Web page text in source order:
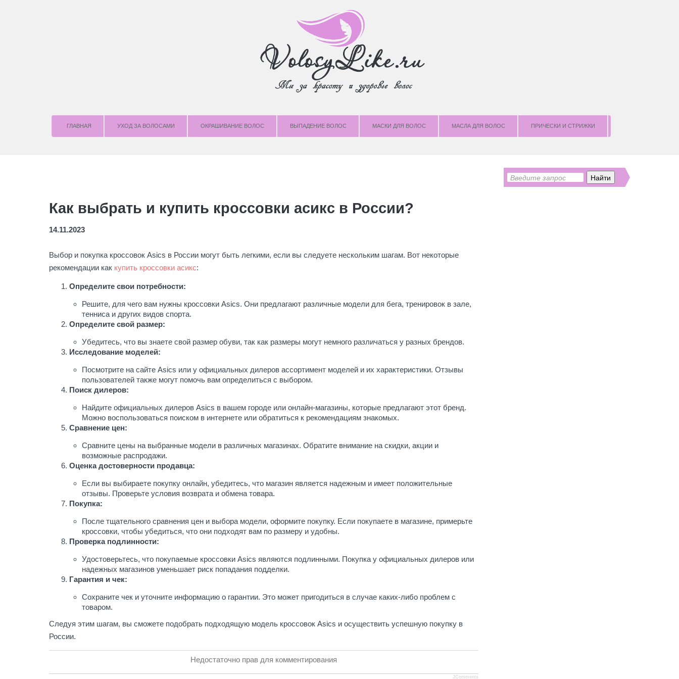
ГЛАВНАЯ УХОД ЗА ВОЛОСАМИ OКРАШИВАНИЕ ВОЛОС ВЫПАДЕНИЕ ВОЛОС МАСКИ ДЛЯ ВОЛОС МАСЛА ДЛЯ ВОЛОС ПРИЧЕСКИ И СТРИЖКИ
Как выбрать и купить кроссовки асикс в России?
14.11.2023
Выбор и покупка кроссовок Asics в России могут быть легкими, если вы следуете нескольким шагам. Вот некоторые
рекомендации как купить кроссовки асикс:
Определите свои потребности:
Решите, для чего вам нужны кроссовки Asics. Они предлагают различные модели для бега, тренировок в зале,
тенниса и других видов спорта.
Определите свой размер:
Убедитесь, что вы знаете свой размер обуви, так как размеры могут немного различаться у разных брендов.
Исследование моделей:
Посмотрите на сайте Asics или у официальных дилеров ассортимент моделей и их характеристики. Отзывы
пользователей также могут помочь вам определиться с выбором.
Поиск дилеров:
Найдите официальных дилеров Asics в вашем городе или онлайн-магазины, которые предлагают этот бренд.
Можно воспользоваться поиском в интернете или обратиться к рекомендациям знакомых.
Сравнение цен:
Сравните цены на выбранные модели в различных магазинах. Обратите внимание на скидки, акции и
возможные распродажи.
Оценка достоверности продавца:
Если вы выбираете покупку онлайн, убедитесь, что магазин является надежным и имеет положительные
отзывы. Проверьте условия возврата и обмена товара.
Покупка:
После тщательного сравнения цен и выбора модели, оформите покупку. Если покупаете в магазине, примерьте
кроссовки, чтобы убедиться, что они подходят вам по размеру и удобны.
Проверка подлинности:
Удостоверьтесь, что покупаемые кроссовки Asics являются подлинными. Покупка у официальных дилеров или
надежных магазинов уменьшает риск попадания подделки.
Гарантия и чек:
Сохраните чек и уточните информацию о гарантии. Это может пригодиться в случае каких-либо проблем с
товаром.
Следуя этим шагам, вы сможете подобрать подходящую модель кроссовок Asics и осуществить успешную покупку в
России.
Недостаточно прав для комментирования
JComments